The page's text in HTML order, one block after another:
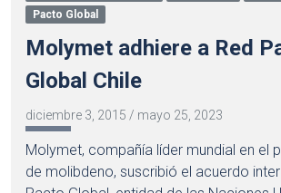
Pacto Global
Molymet adhiere a Red
Global Chile
diciembre 3, 2015 / mayo 25, 2023
Molymet, compañía líder mundial en el
de molibdeno, suscribió el acuerdo